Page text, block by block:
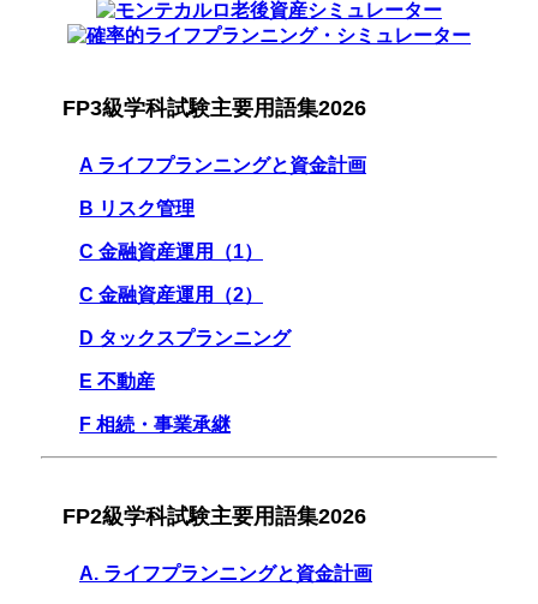
FP3級学科試験主要用語集2026
A ライフプランニングと資金計画
B リスク管理
C 金融資産運用（1）
C 金融資産運用（2）
D タックスプランニング
E 不動産
F 相続・事業承継
FP2級学科試験主要用語集2026
A. ライフプランニングと資金計画